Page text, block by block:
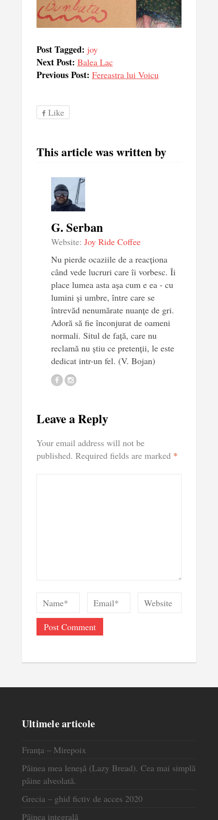
Post Tagged: joy
Next Post: Balea Lac
Previous Post: Fereastra lui Voicu
Like
This article was written by
G. Serban
Website: Joy Ride Coffee
Nu pierde ocaziile de a reacționa
când vede lucruri care îi vorbesc. Îi
place lumea asta așa cum e ea - cu
lumini și umbre, între care se
întrevăd nenumărate nuanțe de gri.
Adoră să fie înconjurat de oameni
normali. Situl de față, care nu
reclamă nu știu ce pretenții, le este
dedicat intr-un fel. (V. Bojan)
Leave a Reply
Your email address will not be
published. Required fields are marked *
Ultimele articole
Franța – Mirepoix
Pâinea mea leneșă (Lazy Bread). Cea mai simplă
pâine alveolată.
Grecia – ghid fictiv de acces 2020
Pâinea integrală